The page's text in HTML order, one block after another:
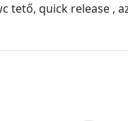
tető, quick release ,